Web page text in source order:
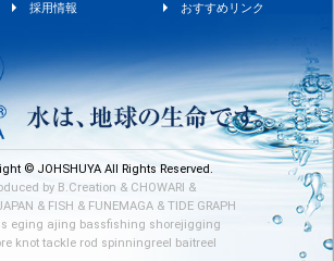
採用情報 おすすめリンク
© JOHSHUYA All Rights Reserved.
by B.Creation & CHOWARI &
& FISH & FUNEMAGA& TIDE GRAPH
eging ajing bassfishing shorejigging
knot tackle rod spinningreel baitreel